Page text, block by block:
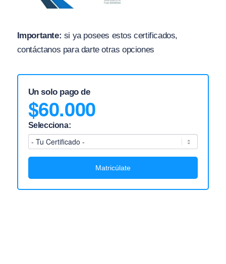
Importante: si ya posees estos certificados,
contáctanos para darte otras opciones
Un solo pago de
$60.000
Selecciona:
Matricúlate